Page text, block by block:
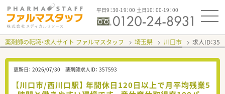
平日9：30-19：00 土日10：00-19：00
薬剤師の転職・求人サイト ファルマスタッフ 埼玉県 川口市 求人ID：
更新日： 2026/07/30 薬剤師求人ID： 357593
【川口市/西川口駅】 年間休日120日以上で月平均残業5